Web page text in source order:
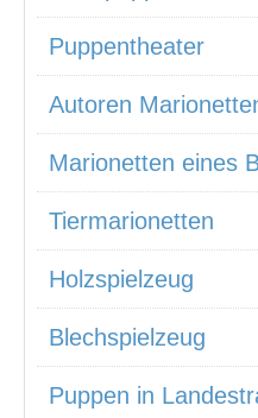
Puppentheater
Autoren
Marionetten eines
Tiermarionetten
Holzspielzeug
Blechspielzeug
Puppen in